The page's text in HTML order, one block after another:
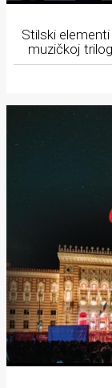
Stilski
muzičkoj